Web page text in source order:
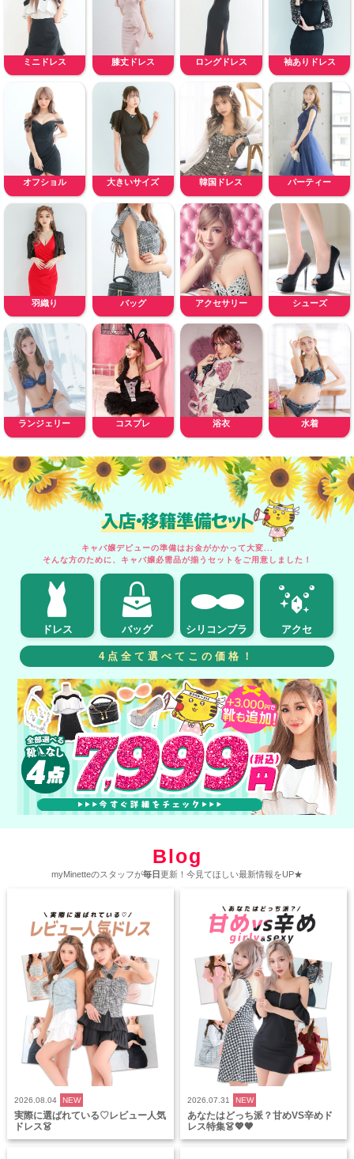
ミニドレス 膝丈ドレス ロングドレス 袖ありドレス
オフショル 大きいサイズ 韓国ドレス パーティー
羽織り バッグ アクセサリー シューズ
ランジェリー コスプレ 浴衣 水着
入店・移籍準備セット
キャバ嬢デビューの準備はお金がかかって大変...
そんな方のために、キャバ嬢必需品が揃うセットをご用意しました！
ドレス バッグ シリコンブラ アクセ
4点全て選べてこの価格！
Blog
myMinetteのスタッフが毎日 更新！今見てほしい最新情報をUP★
2026.08.04 NEW
実際に選ばれている♡レビュー人気
ドレス👗
2026.07.31 NEW
あなたはどっち派？甘めVS辛めド
レス特集👗💖🖤